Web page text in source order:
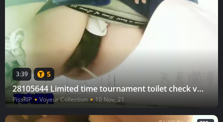
3:39 5
28105644 Limited time tournament toilet check vol.39
PissRIP Voyeur Collection 10 Nov, 21